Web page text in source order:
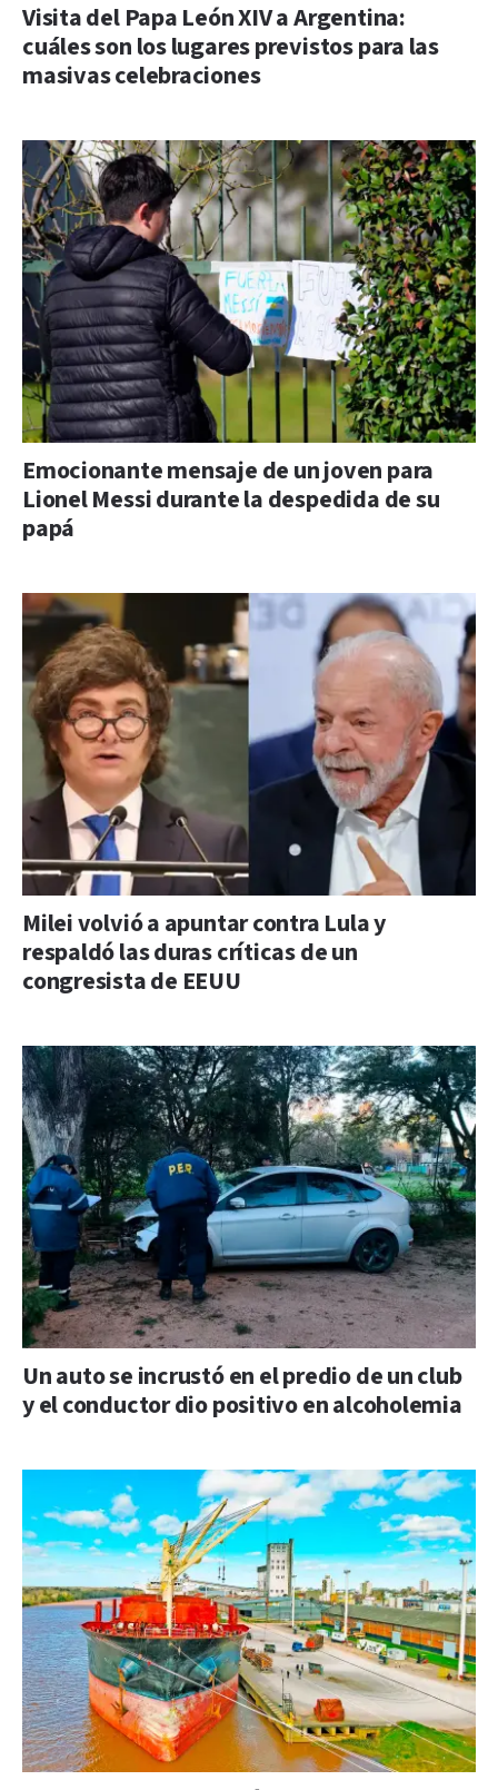
Visita del Papa León XIV a Argentina:
cuáles son los lugares previstos para las
masivas celebraciones
Emocionante mensaje de un joven para
Lionel Messi durante la despedida de su
papá
Milei volvió a apuntar contra Lula y
respaldó las duras críticas de un
congresista de EEUU
Un auto se incrustó en el predio de un club
y el conductor dio positivo en alcoholemia